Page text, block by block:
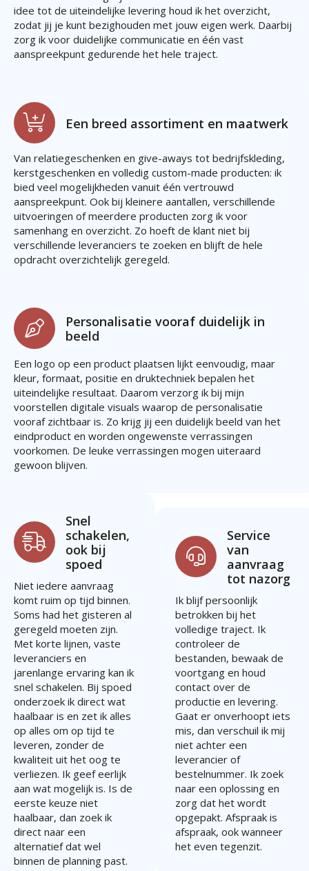
idee tot de uiteindelijke levering houd ik het overzicht,
zodat jij je kunt bezighouden met jouw eigen werk. Daarbij
zorg ik voor duidelijke communicatie en één vast
aanspreekpunt gedurende het hele traject.
Een breed assortiment en maatwerk
Van relatiegeschenken en give-aways tot bedrijfskleding,
kerstgeschenken en volledig custom-made producten: ik
bied veel mogelijkheden vanuit één vertrouwd
aanspreekpunt. Ook bij kleinere aantallen, verschillende
uitvoeringen of meerdere producten zorg ik voor
samenhang en overzicht. Zo hoeft de klant niet bij
verschillende leveranciers te zoeken en blijft de hele
opdracht overzichtelijk geregeld.
Personalisatie vooraf duidelijk in
beeld
Een logo op een product plaatsen lijkt eenvoudig, maar
kleur, formaat, positie en druktechniek bepalen het
uiteindelijke resultaat. Daarom verzorg ik bij mijn
voorstellen digitale visuals waarop de personalisatie
vooraf zichtbaar is. Zo krijg jij een duidelijk beeld van het
eindproduct en worden ongewenste verrassingen
voorkomen. De leuke verrassingen mogen uiteraard
gewoon blijven.
Snel
schakelen,
ook bij
spoed
Niet iedere aanvraag
komt ruim op tijd binnen.
Soms had het gisteren al
geregeld moeten zijn.
Met korte lijnen, vaste
leveranciers en
jarenlange ervaring kan ik
snel schakelen. Bij spoed
onderzoek ik direct wat
haalbaar is en zet ik alles
op alles om op tijd te
leveren, zonder de
kwaliteit uit het oog te
verliezen. Ik geef eerlijk
aan wat mogelijk is. Is de
eerste keuze niet
haalbaar, dan zoek ik
direct naar een
alternatief dat wel
binnen de planning past.
Service
van
aanvraag
tot nazorg
Ik blijf persoonlijk
betrokken bij het
volledige traject. Ik
controleer de
bestanden, bewaak de
voortgang en houd
contact over de
productie en levering.
Gaat er onverhoopt iets
mis, dan verschuil ik mij
niet achter een
leverancier of
bestelnummer. Ik zoek
naar een oplossing en
zorg dat het wordt
opgepakt. Afspraak is
afspraak, ook wanneer
het even tegenzit.